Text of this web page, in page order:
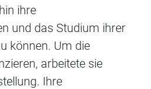
ihre
und das Studium ihrer
können. Um die
arbeitete sie
Ihre